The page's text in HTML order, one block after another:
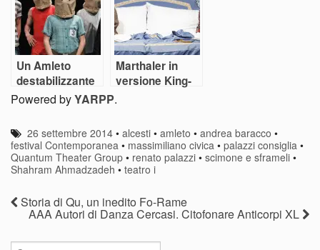
Un Amleto
destabilizzante
Marthaler in
versione King-
Powered byYARPP.
26 settembre 2014 •alcesti •amleto •andrea baracco •
festival Contemporanea • massimiliano civica • palazzi consiglia •
Quantum Theater Group • renato palazzi • scimone e sframeli •
Shahram Ahmadzadeh • teatro i
Storia di Qu, un inedito Fo-Rame
AAA Autori di Danza Cercasi. Citofonare Anticorpi XL